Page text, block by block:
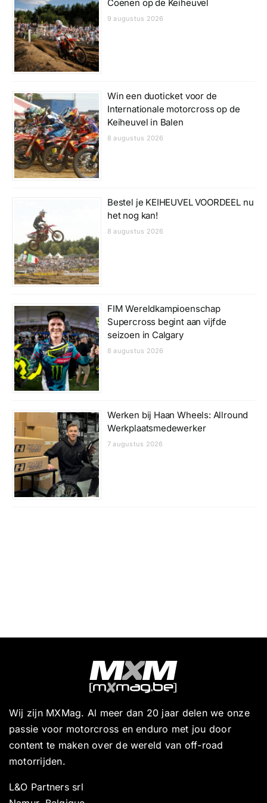
Coenen op de Keiheuvel
9 augustus 2026
Win een duoticket voor de
Internationale motorcross op de
Keiheuvel in Balen
8 augustus 2026
Bestel je KEIHEUVEL VOORDEEL nu
het nog kan!
8 augustus 2026
FIM Wereldkampioenschap
Supercross begint aan vijfde
seizoen in Calgary
8 augustus 2026
Werken bij Haan Wheels: Allround
Werkplaatsmedewerker
7 augustus 2026
Wij zijn MXMag. Al meer dan 20 jaar delen we onze
passie voor motorcross en enduro met jou door
content te maken over de wereld van off-road
motorrijden.
L&O Partners srl